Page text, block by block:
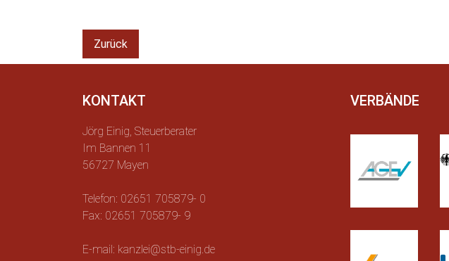
Zurück
KONTAKT
Jörg Einig, Steuerberater
Im Bannen 11
56727 Mayen
Telefon: 02651 705879- 0
Fax: 02651 705879- 9
E-mail: kanzlei@stb-einig.de
VERBÄNDE